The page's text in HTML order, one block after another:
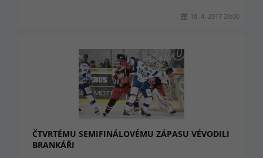
18. 4. 2017 20:00
ČTVRTÉMU SEMIFINÁLOVÉMU ZÁPASU VÉVODILI
BRANKÁŘI